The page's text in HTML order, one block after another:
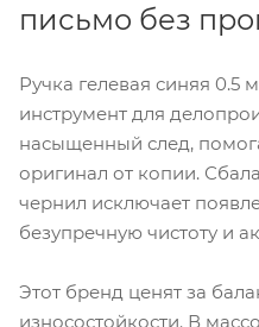
письмо без
Ручка гелевая синяя 0.5
инструмент для
насыщенный след,
оригинал от копии.
чернил исключает
безупречную чистоту и
Этот бренд ценят за
износостойкости. В